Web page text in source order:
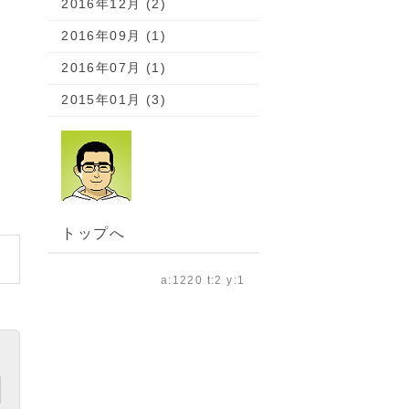
2016年12月 (2)
2016年09月 (1)
2016年07月 (1)
2015年01月 (3)
トップへ
a:1220 t:2 y:1